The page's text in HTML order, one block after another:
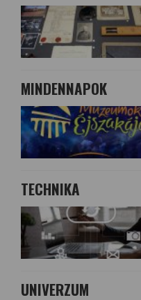
MINDENNAPOK
TECHNIKA
UNIVERZUM